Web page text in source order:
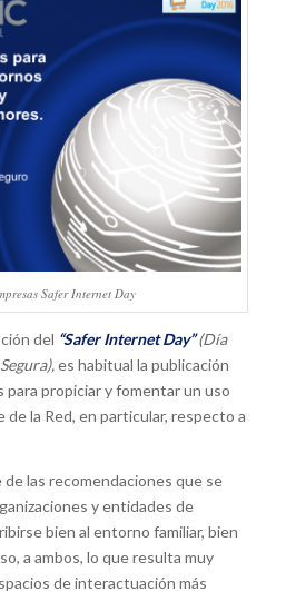
Safer Internet Day
del “Safer Internet Day”(Día
es habitual la publicación
para propiciar y fomentar un uso
de la Red, en particular, respecto a
las recomendaciones que se
y entidades de
bien al entorno familiar, bien
a ambos, lo que resulta muy
de interactuación más